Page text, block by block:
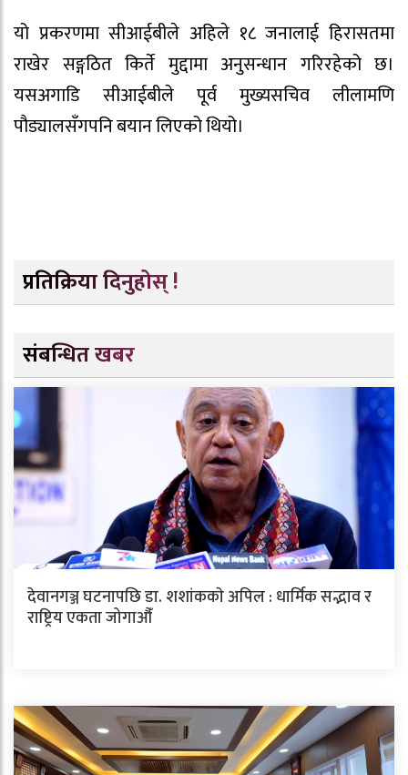
यो प्रकरणमा सीआईबीले अहिले १८ जनालाई हिरासतमा
राखेर सङ्गठित किर्ते मुद्दामा अनुसन्धान गरिरहेको छ।
यसअगाडि सीआईबीले पूर्व मुख्यसचिव लीलामणि
पौड्यालसँगपनि बयान लिएको थियो।
प्रतिक्रिया दिनुहोस् !
संबन्धित खबर
देवानगञ्ज घटनापछि डा. शशांककाे अपिल : धार्मिक सद्भाव र
राष्ट्रिय एकता जोगाऔँ